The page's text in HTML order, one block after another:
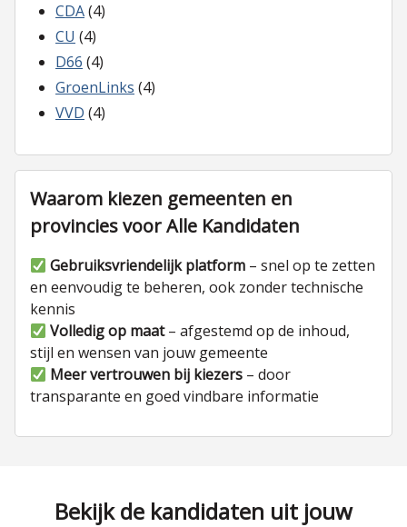
CDA(4)
CU (4)
D66 (4)
GroenLinks (4)
VVD (4)
Waarom kiezen gemeenten en
provincies voor Alle Kandidaten
Gebruiksvriendelijk platform – snel op te zetten
en eenvoudig te beheren, ook zonder technische
kennis
Volledig op maat– afgestemd op de inhoud,
stijl en wensen van jouw gemeente
Meer vertrouwen bij kiezers – door
transparante en goed vindbare informatie
Bekijk de kandidaten uit jouw